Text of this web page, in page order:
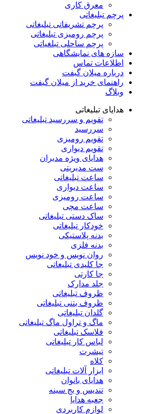
معرق کاری
پرچم تبلیغاتی
پرچم تشریفاتی تبلیغاتی
پرچم رومیزی تبلیغاتی
پرچم ساحلی تبلغیاتی
سازه های نمایشگاهی
اطلاعات تماس
درباره میلان گیفت
راهنمای خرید از میلان گیفت
وبلاگ
هدایای تبلیغاتی
تقویم و سررسید تبلیغاتی
سررسید
تقویم رومیزی
تقویم دیواری
هدایای ویژه مدیران
ست مدیریتی
ساعت تبلیغاتی
ساعت دیواری
ساعت رومیزی
ساعت مچی
ساک دستی تبلیغاتی
خودکار تبلیغاتی
بدنه پلاستیکی
بدنه فلزی
روان نویس و خود نویس
جا کلیدی تبلیغاتی
جا کارتی
جلد مدارک
ظروف تبلیغاتی
ظروف بتنی تبلیغاتی
گلدان تبلیغاتی
ماگ و تراول ماگ تبلیغاتی
فلاسک تبلیغاتی
لباس کار تبلیغاتی
تیشرت
کلاه
ابزار آلات تبلیغاتی
هدایای بانوان
تندیس و بج سینه
جعبه هدایا
لوازم کاربردی